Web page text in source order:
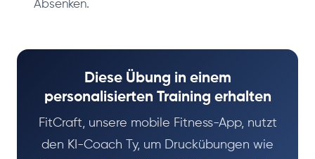
Absenken.
Diese Übung in einem
personalisierten Training erhalten
FitCraft, unsere mobile Fitness-App, nutzt
den KI-Coach Ty, um Druckübungen wie